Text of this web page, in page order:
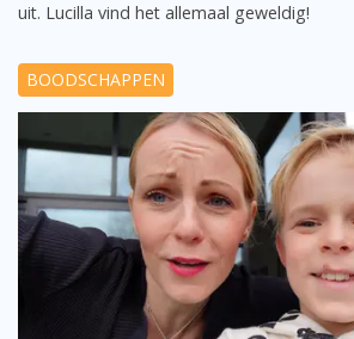
uit. Lucilla vind het allemaal geweldig!
BOODSCHAPPEN